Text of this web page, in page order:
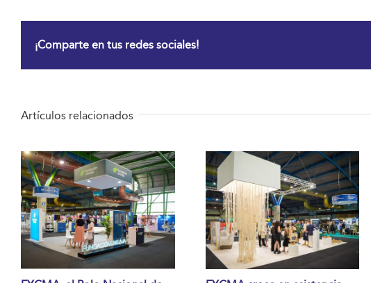
¡Comparte en tus redes sociales!
Artículos relacionados